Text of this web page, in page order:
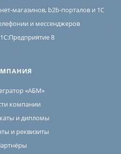
магазинов, b2b-порталов и 1С
и мессенджеров
8
«АБМ»
компании
и дипломы
и реквизиты